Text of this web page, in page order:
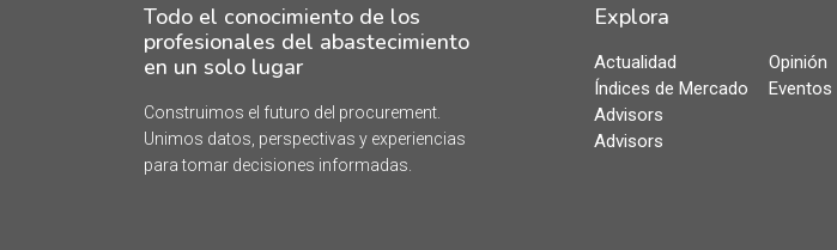
Todo el conocimiento de los
profesionales del abastecimiento
en un solo lugar
Construimos el futuro del procurement.
Unimos datos, perspectivas y experiencias
para tomar decisiones informadas.
Explora
Actualidad
Opinión
Índices de Mercado
Eventos
Advisors
Advisors